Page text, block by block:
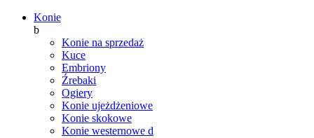
Konie
b
Konie na sprzedaż
Kuce
Embriony
Źrebaki
Ogiery
Konie ujeżdżeniowe
Konie skokowe
Konie westernowe d